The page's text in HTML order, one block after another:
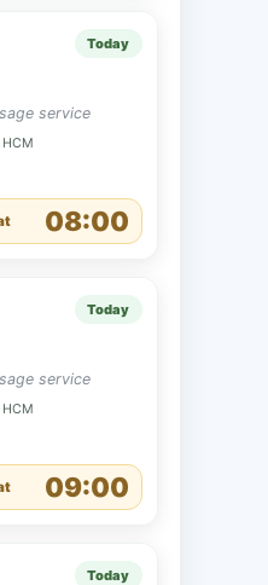
Today
service
08:00
Today
service
09:00
Today